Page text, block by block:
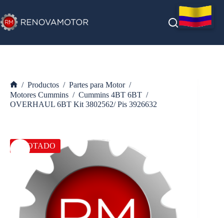
al
contenido
Inicio
/ Productos / Partes para Motor /
Motores Cummins / Cummins 4BT 6BT /
OVERHAUL 6BT Kit 3802562/ Pis 3926632
AGOTADO